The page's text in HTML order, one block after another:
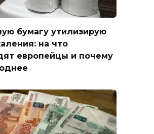
бумагу утилизирую
на что
европейцы и почему